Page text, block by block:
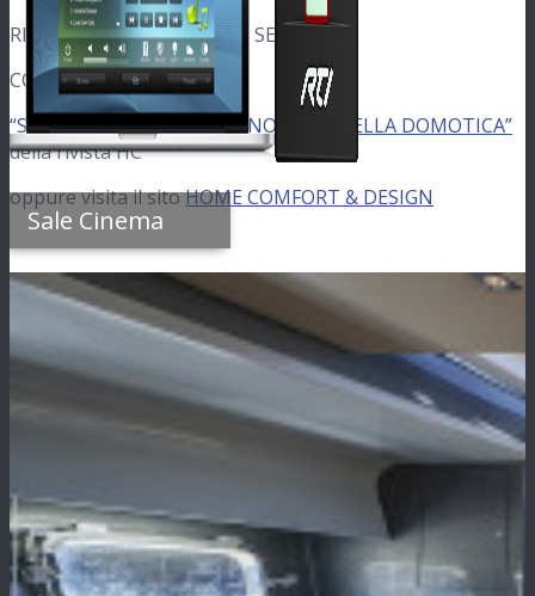
Sale Cinema
RIVISTE SPECIALIZZATE DI SETTORE:
COSA DICONO DI NOI
“Scarica l’articolo: FENOMENOLOGIA DELLA DOMOTICA”
della rivista HC
oppure visita il sitoHOME COMFORT & DESIGN
Scarica l’articolo “Smart Home, Cosenza”della rivista di
settore SISTEMI INTEGRATI,